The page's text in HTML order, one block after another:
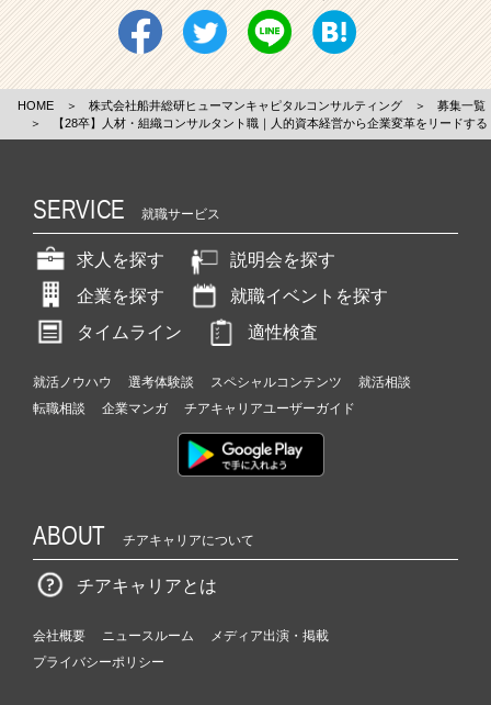
HOME ＞ 株式会社船井総研ヒューマンキャピタルコンサルティング ＞
募集一覧
＞
【28卒】人材・組織コンサルタント職｜人的資本経営から企業変革をリードする
SERVICE 就職サービス
求人を探す
説明会を探す
企業を探す
就職イベントを探す
タイムライン
適性検査
就活ノウハウ 選考体験談 スペシャルコンテンツ
就活相談
転職相談
企業マンガ チアキャリアユーザーガイド
ABOUT チアキャリアについて
チアキャリアとは
会社概要 ニュースルーム
メディア出演・掲載
プライバシーポリシー